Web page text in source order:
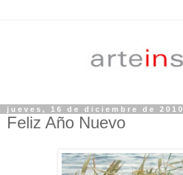
jueves, 16 de diciembre de 2010
Feliz Año Nuevo